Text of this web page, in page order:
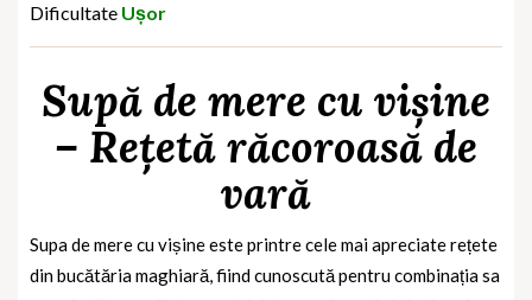
Dificultate Ușor
Supă de mere cu vișine
– Rețetă răcoroasă de
vară
Supa de mere cu vișine este printre cele mai apreciate rețete
din bucătăria maghiară, fiind cunoscută pentru combinația sa